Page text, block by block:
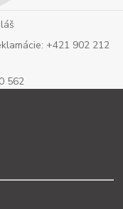
+421 902 212
562